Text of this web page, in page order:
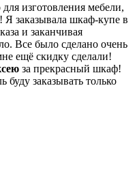
изготовления мебели,
заказывала шкаф-купе в
и заканчивая
Все было сделано очень
ещё скидку сделали!
за прекрасный шкаф!
буду заказывать только